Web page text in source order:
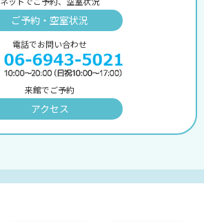
ご予約・空室状況
電話でお問い合わせ
来館でご予約
アクセス